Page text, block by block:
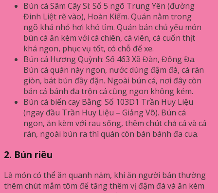
Bún cá Sâm Cây Si: Số 5 ngõ Trung Yên (đường
Đinh Liệt rẽ vào), Hoàn Kiếm. Quán nằm trong
ngõ khá nhỏ hơi khó tìm. Quán bán chủ yếu món
bún cá ăn kèm với cá chiên, cá viên, cá cuốn thịt
khá ngon, phục vụ tốt, có chỗ để xe.
Bún cá Hương Quỳnh: Số 463 Xã Đàn, Đống Đa.
Bún cá quán này ngon, nước dùng đậm đà, cá rán
giòn, bát bún đầy đặn. Ngoài bún cá, nơi đây còn
bán cả bánh đa trộn cá cũng ngon không kém.
Bún cá biển cay Bằng: Số 103D1 Trần Huy Liệu
(ngay đầu Trần Huy Liệu – Giảng Võ). Bún cá
ngon, ăn kèm với rau sống, thêm chút chả cá và cá
rán, ngoài bún ra thì quán còn bán bánh đa cua.
2. Bún riêu
Là món có thể ăn quanh năm, khi ăn người bán thường
thêm chút mắm tôm để tăng thêm vị đậm đà và ăn kèm